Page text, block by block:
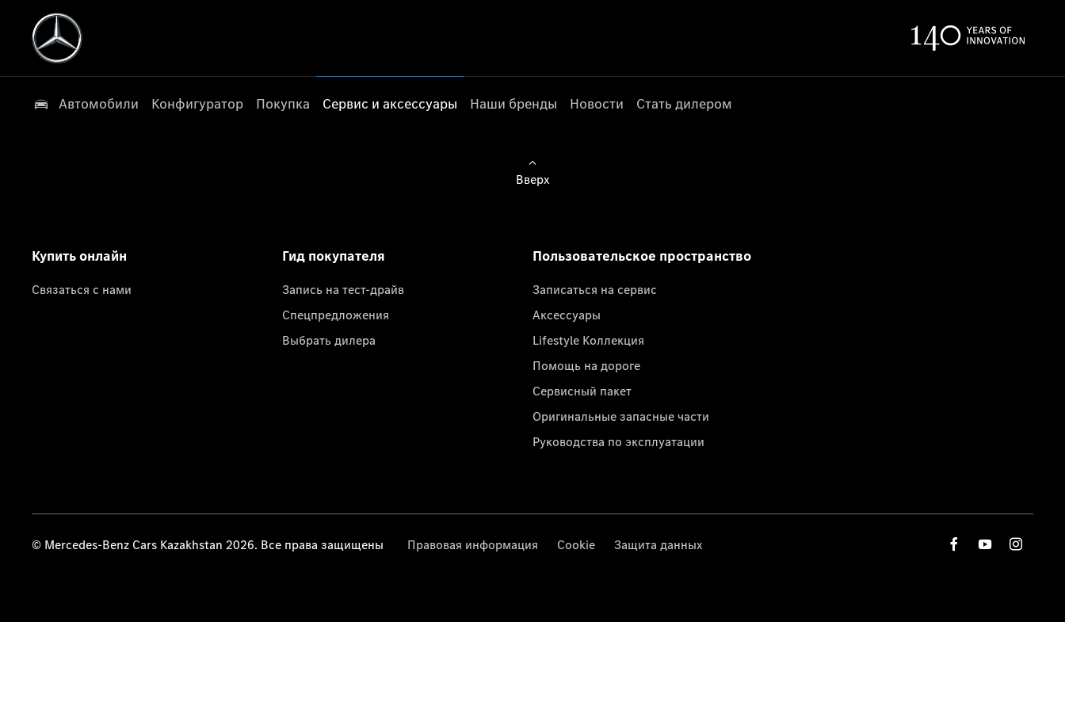
Автомобили Конфигуратор Покупка Сервис и аксессуары Наши бренды Новости Стать дилером
Вверх
Купить онлайн
Связаться с нами
Гид покупателя
Запись на тест-драйв
Спецпредложения
Выбрать дилера
Пользовательское пространство
Записаться на сервис
Аксессуары
Lifestyle Коллекция
Помощь на дороге
Сервисный пакет
Оригинальные запасные части
Руководства по эксплуатации
© Mercedes-Benz Cars Kazakhstan 2026. Все права защищены Правовая информация Cookie Защита данных